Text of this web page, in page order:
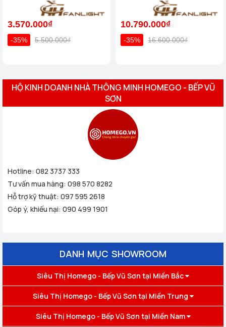
3.570.000₫
-35% 5.500.000₫
10.790.000₫
-35% 16.600.000₫
HỘ KINH DOANH NHÀ THÔNG MINH HOMEGO - BẾP VŨ
SƠN
Hotline: 082 3737 333
Tư vấn mua hàng: 098 570 8282
Hỗ trợ kỹ thuật: 097 595 2618
Góp ý, khiếu nại: 090 499 1901
DANH MỤC SHOWROOM
Siêu Thị Homego - Bếp Vũ Sơn tại Miền Bắc
Siêu Thị Homego - Bếp Vũ Sơn tại Miền Trung
Siêu Thị Homego - Bếp Vũ Sơn tại Miền Nam